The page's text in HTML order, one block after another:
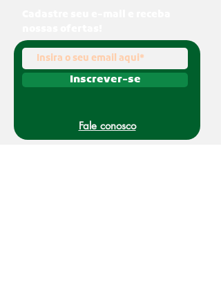
Inscrever-se
Fale conosco